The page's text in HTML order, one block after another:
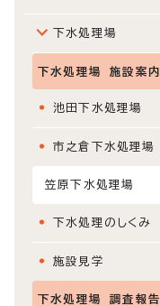
下水処理場
下水処理場 施設案内
池田下水処理場
市之倉下水処理場
笠原下水処理場
下水処理のしくみ
施設見学
下水処理場 調査報告